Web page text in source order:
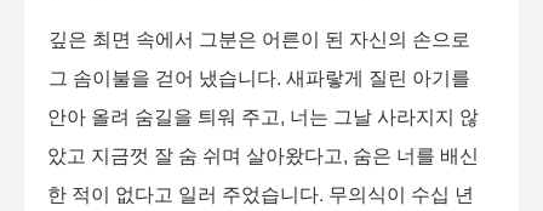
깊은 최면 속에서 그분은 어른이 된 자신의 손으로
그 솜이불을 걷어 냈습니다. 새파랗게 질린 아기를
안아 올려 숨길을 틔워 주고, 너는 그날 사라지지 않
았고 지금껏 잘 숨 쉬며 살아왔다고, 숨은 너를 배신
한 적이 없다고 일러 주었습니다. 무의식이 수십 년